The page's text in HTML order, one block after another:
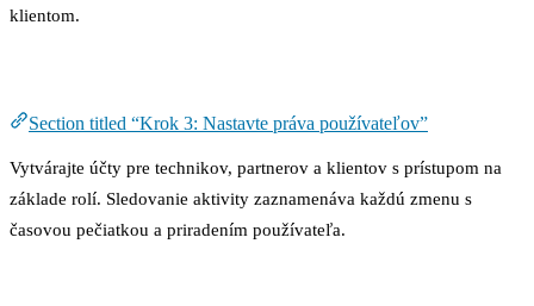
klientom.
Section titled “Krok 3: Nastavte práva používateľov”
Vytvárajte účty pre technikov, partnerov a klientov s prístupom na
základe rolí. Sledovanie aktivity zaznamenáva každú zmenu s
časovou pečiatkou a priradením používateľa.